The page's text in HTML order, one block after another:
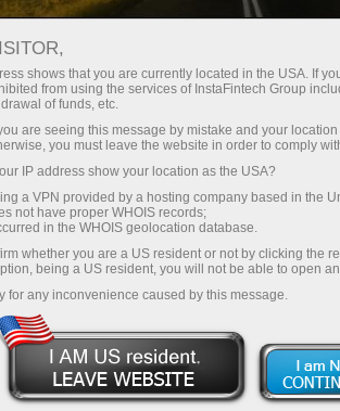
shows that you are currently located in the USA. If
from using the services of InstaFintech Group
of funds, etc.
are seeing this message by mistake and your
you must leave the website in order to comply
IP address show your location as the USA?
a VPN provided by a hosting company based in the
not have proper WHOIS records;
in the WHOIS geolocation database.
whether you are a US resident or not by clicking the
being a US resident, you will not be able to open
for any inconvenience caused by this message.